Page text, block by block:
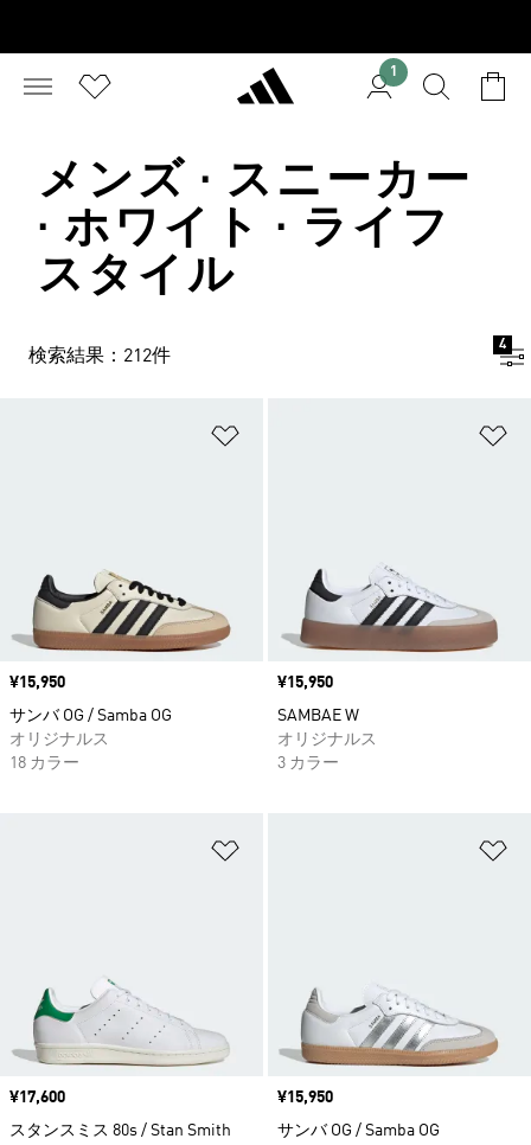
1
メンズ · スニーカー
· ホワイト · ライフ
スタイル
検索結果：212件
4
価格
¥15,950
サンバ OG / Samba OG
オリジナルス
18 カラー
価格
¥15,950
SAMBAE W
オリジナルス
3 カラー
価格
¥17,600
スタンスミス 80s / Stan Smith
価格
¥15,950
サンバ OG / Samba OG